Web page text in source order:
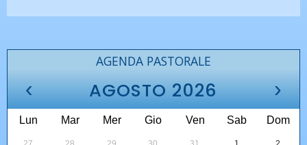
AGENDA PASTORALE
‹ AGOSTO 2026 ›
Lun Mar Mer Gio Ven Sab Dom